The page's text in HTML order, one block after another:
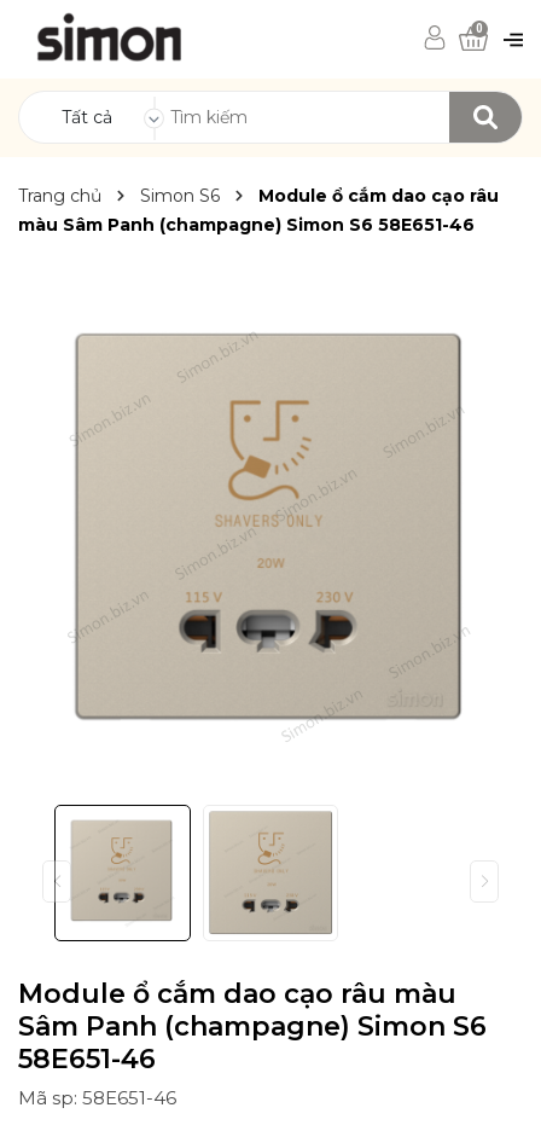
Tất cả
0
Trang chủ Simon S6
Module ổ cắm dao cạo râu
màu Sâm Panh (champagne) Simon S6 58E651-46
Module ổ cắm dao cạo râu màu
Sâm Panh (champagne) Simon S6
58E651-46
Mã sp: 58E651-46